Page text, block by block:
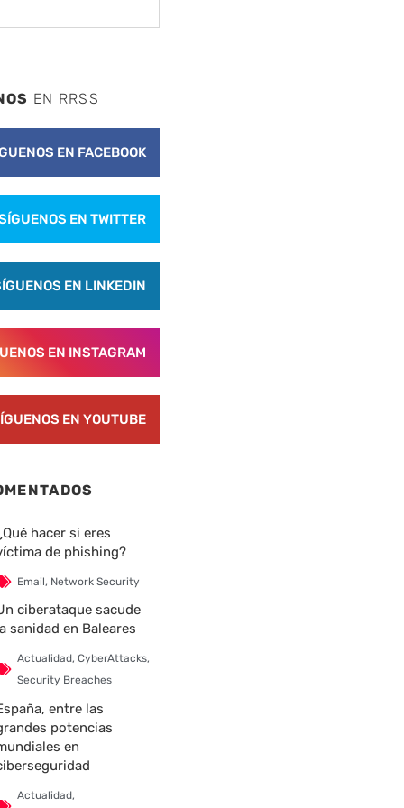
EN RRSS
EN FACEBOOK
EN TWITTER
EN LINKEDIN
EN INSTAGRAM
EN YOUTUBE
hacer si eres
de phishing?
Email, Network Security
ciberataque sacude
sanidad en Baleares
Actualidad, CyberAttacks,
Security Breaches
entre las
potencias
en
Actualidad,